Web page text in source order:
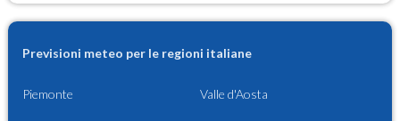
Previsioni meteo per le regioni italiane
Piemonte Valle d'Aosta